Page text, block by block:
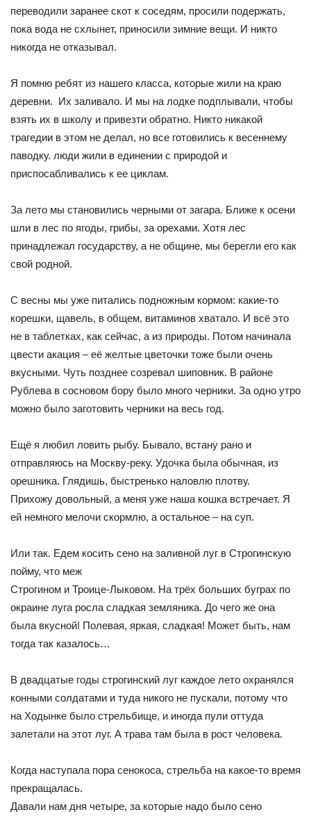
переводили заранее скот к соседям, просили подержать,
пока вода не схлынет, приносили зимние вещи. И никто
никогда не отказывал.
Я помню ребят из нашего класса, которые жили на краю
деревни. Их заливало. И мы на лодке подплывали, чтобы
взять их в школу и привезти обратно. Никто никакой
трагедии в этом не делал, но все готовились к весеннему
паводку. люди жили в единении с природой и
приспосабливались к ее циклам.
За лето мы становились черными от загара. Ближе к осени
шли в лес по ягоды, грибы, за орехами. Хотя лес
принадлежал государству, а не общине, мы берегли его как
свой родной.
С весны мы уже питались подножным кормом: какие-то
корешки, щавель, в общем, витаминов хватало. И всё это
не в таблетках, как сейчас, а из природы. Потом начинала
цвести акация – её желтые цветочки тоже были очень
вкусными. Чуть позднее созревал шиповник. В районе
Рублева в сосновом бору было много черники. За одно утро
можно было заготовить черники на весь год.
Ещё я любил ловить рыбу. Бывало, встану рано и
отправляюсь на Москву-реку. Удочка была обычная, из
орешника. Глядишь, быстренько наловлю плотву.
Прихожу довольный, а меня уже наша кошка встречает. Я
ей немного мелочи скормлю, а остальное – на суп.
Или так. Едем косить сено на заливной луг в Строгинскую
пойму, что меж
Строгином и Троице-Лыковом. На трёх больших буграх по
окраине луга росла сладкая земляника. До чего же она
была вкусной! Полевая, яркая, сладкая! Может быть, нам
тогда так казалось…
В двадцатые годы строгинский луг каждое лето охранялся
конными солдатами и туда никого не пускали, потому что
на Ходынке было стрельбище, и иногда пули оттуда
залетали на этот луг. А трава там была в рост человека.
Когда наступала пора сенокоса, стрельба на какое-то время
прекращалась.
Давали нам дня четыре, за которые надо было сено